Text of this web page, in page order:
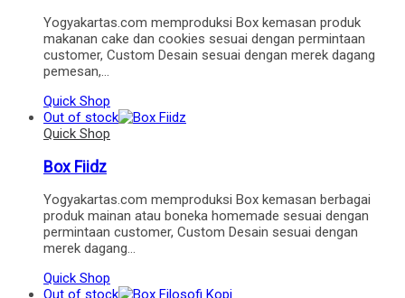
Yogyakartas.com memproduksi Box kemasan produk
makanan cake dan cookies sesuai dengan permintaan
customer, Custom Desain sesuai dengan merek dagang
pemesan,…
Quick Shop
Out of stock
Quick Shop
Box Fiidz
Yogyakartas.com memproduksi Box kemasan berbagai
produk mainan atau boneka homemade sesuai dengan
permintaan customer, Custom Desain sesuai dengan
merek dagang…
Quick Shop
Out of stock